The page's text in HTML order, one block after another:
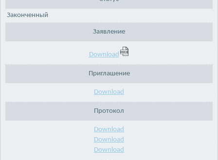
Законченный
Заявление
Download
Приглашение
Download
Протокол
Download
Download
Download